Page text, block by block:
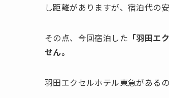
し距離がありますが、宿泊代の
その点、今回宿泊した 「羽田エ
せん。
羽田エクセルホテル東急があるの